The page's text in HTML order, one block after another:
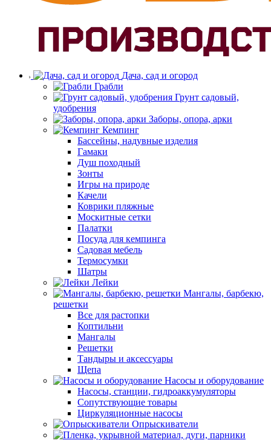
Дача, сад и огород
Грабли
Грунт садовый,
удобрения
Заборы, опора, арки
Кемпинг
Бассейны, надувные изделия
Гамаки
Душ походный
Зонты
Игры на природе
Качели
Коврики пляжные
Москитные сетки
Палатки
Посуда для кемпинга
Садовая мебель
Термосумки
Шатры
Лейки
Мангалы, барбекю,
решетки
Все для растопки
Коптильни
Мангалы
Решетки
Тандыры и аксессуары
Щепа
Насосы и оборудование
Насосы, станции, гидроаккумуляторы
Сопутствующие товары
Циркуляционные насосы
Опрыскиватели